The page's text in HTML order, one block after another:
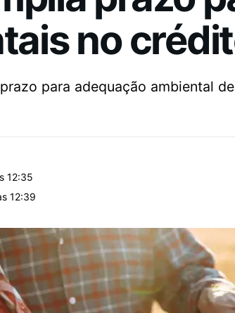
no
para adequação ambiental
12:35
12:39